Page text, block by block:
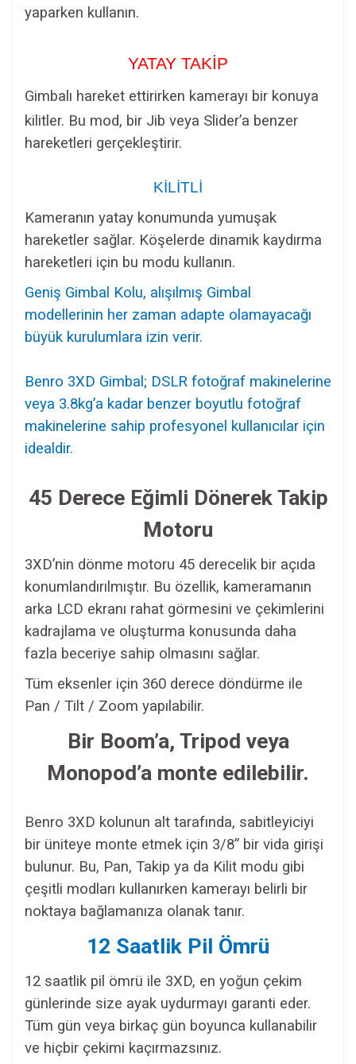
yaparken kullanın.
YATAY TAKİP
Gimbalı hareket ettirirken kamerayı bir konuya
kilitler. Bu mod, bir Jib veya Slider’a benzer
hareketleri gerçekleştirir.
KİLİTLİ
Kameranın yatay konumunda yumuşak
hareketler sağlar. Köşelerde dinamik kaydırma
hareketleri için bu modu kullanın.
Geniş Gimbal Kolu, alışılmış Gimbal
modellerinin her zaman adapte olamayacağı
büyük kurulumlara izin verir.
Benro 3XD Gimbal; DSLR fotoğraf makinelerine
veya 3.8kg’a kadar benzer boyutlu fotoğraf
makinelerine sahip profesyonel kullanıcılar için
idealdir.
45 Derece Eğimli Dönerek Takip
Motoru
3XD’nin dönme motoru 45 derecelik bir açıda
konumlandırılmıştır. Bu özellik, kameramanın
arka LCD ekranı rahat görmesini ve çekimlerini
kadrajlama ve oluşturma konusunda daha
fazla beceriye sahip olmasını sağlar.
Tüm eksenler için 360 derece döndürme ile
Pan / Tilt / Zoom yapılabilir.
Bir Boom’a, Tripod veya
Monopod’a monte edilebilir.
Benro 3XD kolunun alt tarafında, sabitleyiciyi
bir üniteye monte etmek için 3/8” bir vida girişi
bulunur. Bu, Pan, Takip ya da Kilit modu gibi
çeşitli modları kullanırken kamerayı belirli bir
noktaya bağlamanıza olanak tanır.
12 Saatlik Pil Ömrü
12 saatlik pil ömrü ile 3XD, en yoğun çekim
günlerinde size ayak uydurmayı garanti eder.
Tüm gün veya birkaç gün boyunca kullanabilir
ve hiçbir çekimi kaçırmazsınız.